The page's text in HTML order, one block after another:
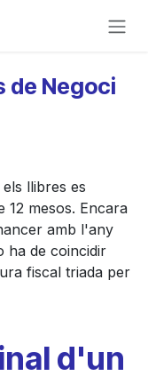
de Negoci
llibres es
mesos. Encara
amb l'any
ha de coincidir
fiscal triada per
d'un